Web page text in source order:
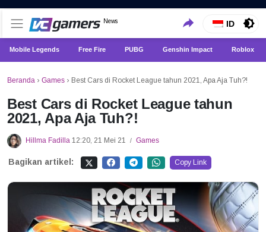
VCGamers News
News
Dapatkan Berita Games Terbaru Hanya di VCGamers
ID
Mobile Legends Free Fire PUBG Genshin Impact Roblox
Beranda › Games › Best Cars di Rocket League tahun 2021, Apa Aja Tuh?!
Best Cars di Rocket League tahun
2021, Apa Aja Tuh?!
Hillma Fadilla 12:20, 21 Mei 21 / Games
Bagikan artikel: Copy Link